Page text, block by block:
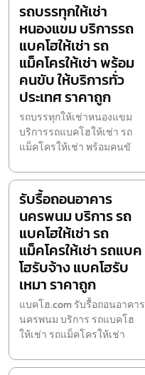
รถบรรทุกให้เช่า
หนองแขม บริการรถ
แบคโฮให้เช่า รถ
แม็คโครให้เช่า พร้อม
คนขับ ให้บริการทั่ว
ประเทศ ราคาถูก
รถบรรทุกให้เช่าหนองแขม
บริการรถแบคโฮให้เช่า รถ
แม็คโครให้เช่า พร้อมคนขั
รับรื้อถอนอาคาร
นครพนม บริการ รถ
แบคโฮให้เช่า รถ
แม็คโครให้เช่า รถแบค
โฮรับจ้าง แบคโฮรับ
เหมา ราคาถูก
แบคโฮ.com รับรื้อถอนอาคาร
นครพนม บริการ รถแบคโฮ
ให้เช่า รถแม็คโครให้เช่า